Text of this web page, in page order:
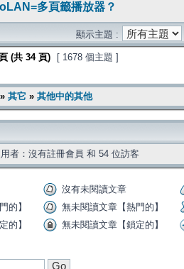
多頁籤播放器？
顯示主題 :
(共 34頁) [ 1678 個主題 ]
» 其它 » 其他中的其他
者：沒有註冊會員 和 54 位訪客
沒有未閱讀文章
的】
無未閱讀文章【熱門的】
的】
無未閱讀文章【鎖定的】